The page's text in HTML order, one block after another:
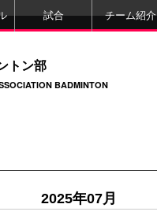
試合 チーム紹介
トン部
BADMINTON
2025年07月